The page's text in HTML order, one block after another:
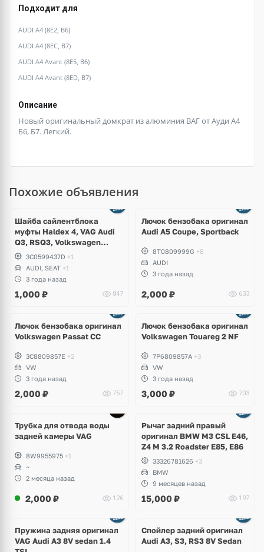
Подходит для
AUDI A4 (8E2, B6)
AUDI A4 (8EC, B7)
AUDI A4 Avant (8E5, B6)
AUDI A4 Avant (8ED, B7)
Описание
Новый оригинальный домкрат из алюминия ВАГ от Ауди А4
Б6, Б7. Легкий.
Похожие объявления
Шайба сайлентблока
муфты Haldex 4, VAG Audi
Q3, RSQ3, Volkswagen
Tiguan, Passat B6, B7, CC,
Sharan, Seat Alhambra
3C0599437D +1
AUDI, SEAT +1
3 года назад
1,000 ₽ 847
Лючок бензобака оригинал
Audi A5 Coupe, Sportback
8T0809999G +8
AUDI
3 года назад
2,000 ₽ 633
Лючок бензобака оригинал
Volkswagen Passat CC
3C8809857E +2
VW
3 года назад
2,000 ₽ 757
Лючок бензобака оригинал
Volkswagen Touareg 2 NF
7P6809857A +3
VW
3 года назад
3,000 ₽ 703
Трубка для отвода воды
задней камеры VAG
8W9955975 +1
~
2 месяца назад
2,000 ₽ 126
Рычаг задний правый
оригинал BMW M3 CSL E46,
Z4 M 3.2 Roadster E85, E86
33326781626 +3
BMW
9 месяцев назад
15,000 ₽ 197
Пружина задняя оригинал
VAG Audi A3 8V sedan 1.4
Спойлер задний оригинал
Audi A3, S3, RS3 8V Sedan